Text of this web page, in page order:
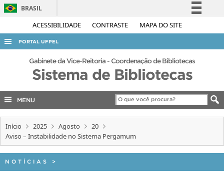
ACESSIBILIDADE CONTRASTE MAPA DO SITE
BRASIL
Simplifique!
Acesso à informação
Canais
PORTAL UFPEL
ACESSO À INFORMAÇÃO
AUDITORIA
COBALTO
CONCURSOS
EDITAIS
OUVIDORIA
Gabinete da Vice-Reitoria - Coordenação de Bibliotecas
Sistema de Bibliotecas
MENU
Início 2025 Agosto
20
Aviso – Instabilidade no Sistema Pergamum
NOTÍCIAS >